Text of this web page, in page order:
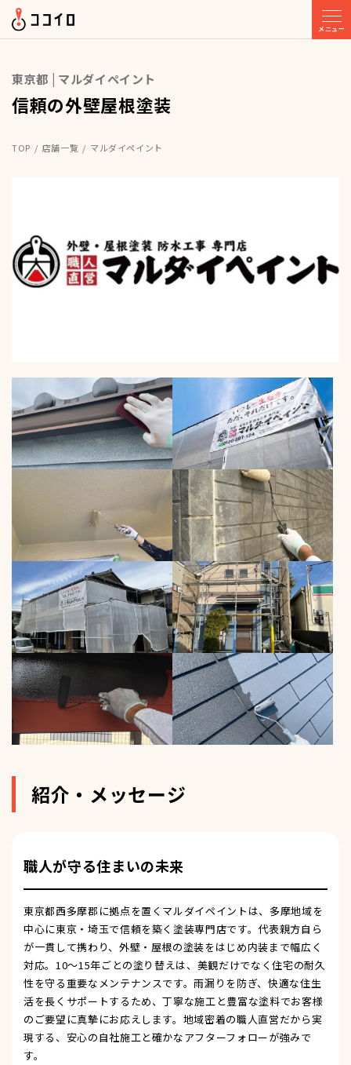
メニュー
東京都 | マルダイペイント
信頼の外壁屋根塗装
TOP 店舗一覧 マルダイペイント
紹介・メッセージ
職人が守る住まいの未来
東京都西多摩郡に拠点を置くマルダイペイントは、多摩地域を
中心に東京・埼玉で信頼を築く塗装専門店です。代表親方自ら
が一貫して携わり、外壁・屋根の塗装をはじめ内装まで幅広く
対応。10～15年ごとの塗り替えは、美観だけでなく住宅の耐久
性を守る重要なメンテナンスです。雨漏りを防ぎ、快適な住生
活を長くサポートするため、丁寧な施工と豊富な塗料でお客様
のご要望に真摯にお応えします。地域密着の職人直営だから実
現する、安心の自社施工と確かなアフターフォローが強みで
す。